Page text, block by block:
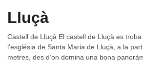
Lluçà
Castell de Lluçà El castell de Lluçà es
l’església de Santa Maria de Lluçà, a la
metres, des d’on domina una bona